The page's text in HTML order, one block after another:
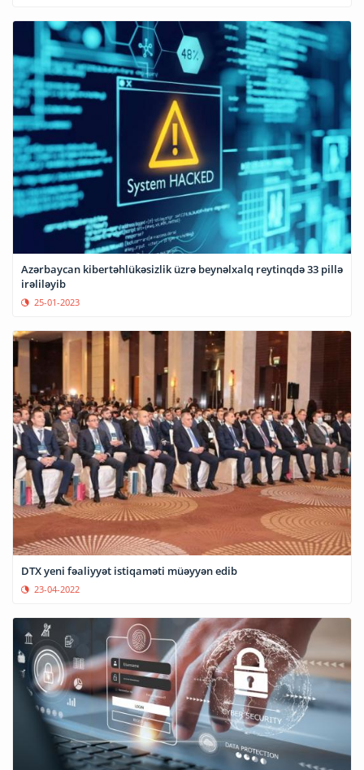
Azərbaycan kibertəhlükəsizlik üzrə beynəlxalq reytinqdə 33 pillə
irəliləyib
25-01-2023
DTX yeni fəaliyyət istiqaməti müəyyən edib
23-04-2022